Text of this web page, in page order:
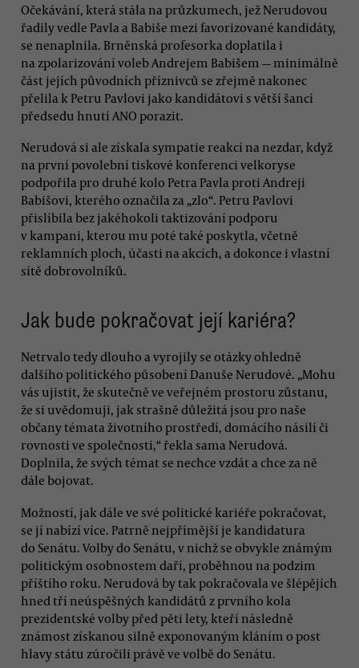
Očekávání, která stála na průzkumech, jež Nerudovou
řadily vedle Pavla a Babiše mezi favorizované kandidáty,
se nenaplnila. Brněnská profesorka doplatila i
na zpolarizování voleb Andrejem Babišem — minimálně
část jejích původních příznivců se zřejmě nakonec
přelila k Petru Pavlovi jako kandidátovi s větší šancí
předsedu hnutí ANO porazit.
Nerudová si ale získala sympatie reakcí na nezdar, když
na první povolební tiskové konferenci velkoryse
podpořila pro druhé kolo Petra Pavla proti Andreji
Babišovi, kterého označila za „zlo“. Petru Pavlovi
přislíbila bez jakéhokoli taktizování podporu
v kampani, kterou mu poté také poskytla, včetně
reklamních ploch, účasti na akcích, a dokonce i vlastní
sítě dobrovolníků.
Jak bude pokračovat její kariéra?
Netrvalo tedy dlouho a vyrojily se otázky ohledně
dalšího politického působení Danuše Nerudové. „Mohu
vás ujistit, že skutečně ve veřejném prostoru zůstanu,
že si uvědomuji, jak strašně důležitá jsou pro naše
občany témata životního prostředí, domácího násilí či
rovnosti ve společnosti,“ řekla sama Nerudová.
Doplnila, že svých témat se nechce vzdát a chce za ně
dále bojovat.
Možností, jak dále ve své politické kariéře pokračovat,
se jí nabízí více. Patrně nejpřímější je kandidatura
do Senátu. Volby do Senátu, v nichž se obvykle známým
politickým osobnostem daří, proběhnou na podzim
příštího roku. Nerudová by tak pokračovala ve šlépějích
hned tří neúspěšných kandidátů z prvního kola
prezidentské volby před pěti lety, kteří následně
známost získanou silně exponovaným kláním o post
hlavy státu zúročili právě ve volbě do Senátu.